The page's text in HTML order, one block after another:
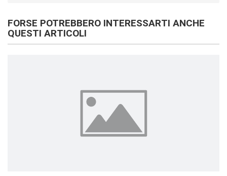
FORSE POTREBBERO INTERESSARTI ANCHE
QUESTI ARTICOLI